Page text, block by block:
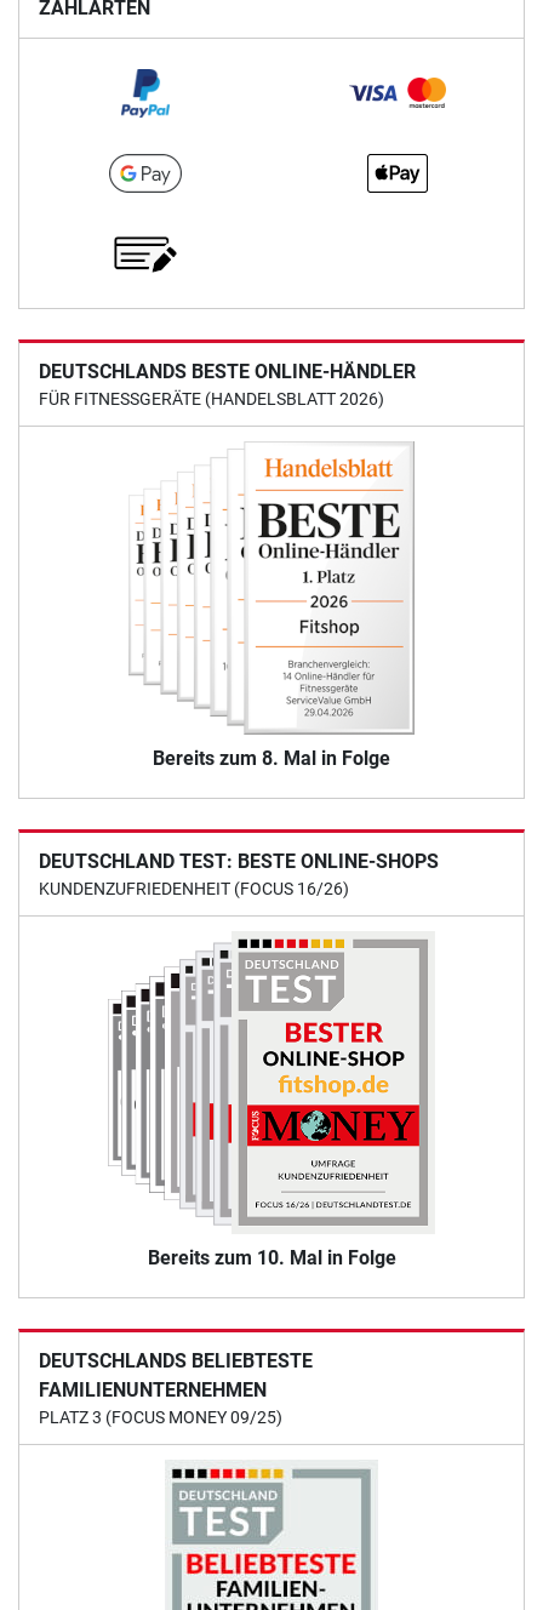
ZAHLARTEN
DEUTSCHLANDS BESTE ONLINE-HÄNDLER
FÜR FITNESSGERÄTE (HANDELSBLATT 2026)
Bereits zum 8. Mal in Folge
DEUTSCHLAND TEST: BESTE ONLINE-SHOPS
KUNDENZUFRIEDENHEIT (FOCUS 16/26)
Bereits zum 10. Mal in Folge
DEUTSCHLANDS BELIEBTESTE
FAMILIENUNTERNEHMEN
PLATZ 3 (FOCUS MONEY 09/25)